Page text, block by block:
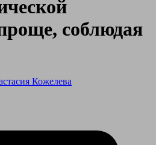
соблюдая
Кожелева